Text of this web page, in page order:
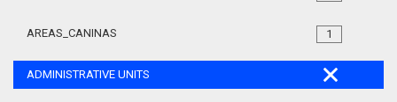
1
AREAS_CANINAS
ADMINISTRATIVE UNITS